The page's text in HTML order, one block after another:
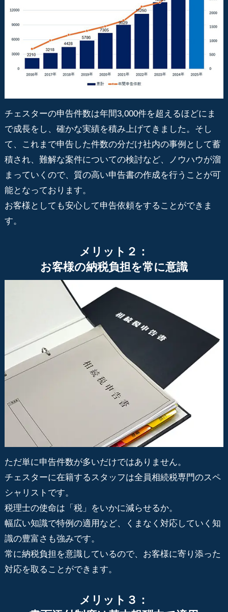
チェスターの申告件数は年間3,000件を超えるほどにま
で成長をし、確かな実績を積み上げてきました。そし
て、これまで申告した件数の分だけ社内の事例として蓄
積され、難解な案件についての検討など、ノウハウが溜
まっていくので、質の高い申告書の作成を行うことが可
能となっております。
お客様としても安心して申告依頼をすることができま
す。
メリット２：
お客様の納税負担を常に意識
ただ単に申告件数が多いだけではありません。
チェスターに在籍するスタッフは全員相続税専門のスペ
シャリストです。
税理士の使命は「税」をいかに減らせるか。
幅広い知識で特例の適用など、くまなく対応していく知
識の豊富さも強みです。
常に納税負担を意識しているので、お客様に寄り添った
対応を取ることができます。
メリット３：